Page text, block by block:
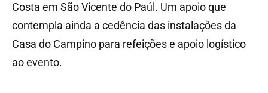
Costa em São Vicente do Paúl. Um apoio que
contempla ainda a cedência das instalações da
Casa do Campino para refeições e apoio logístico
ao evento.